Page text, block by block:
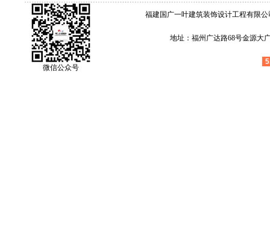
微信公众号
福建国广一叶建筑装饰设计工程有限
地址：福州广达路68号金源大